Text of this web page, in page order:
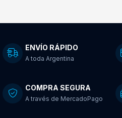
ENVÍO RÁPIDO
A toda Argentina
COMPRA SEGURA
A través de MercadoPago